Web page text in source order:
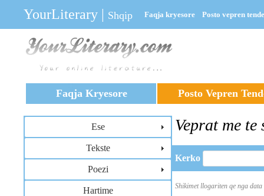
YourLiterary | Shqip Faqja kryesore Posto vepren tende
Faqja Kryesore Posto Vepren
Ese
Tekste
Poezi
Hartime
Veprat me
Kerko
Shikimet llogariten qe nga